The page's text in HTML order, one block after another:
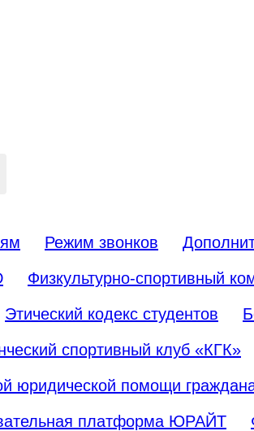
Режим звонков
Физкультурно-спортивный
Этический кодекс студентов
спортивный клуб «КГК»
юридической помощи
платформа ЮРАЙТ